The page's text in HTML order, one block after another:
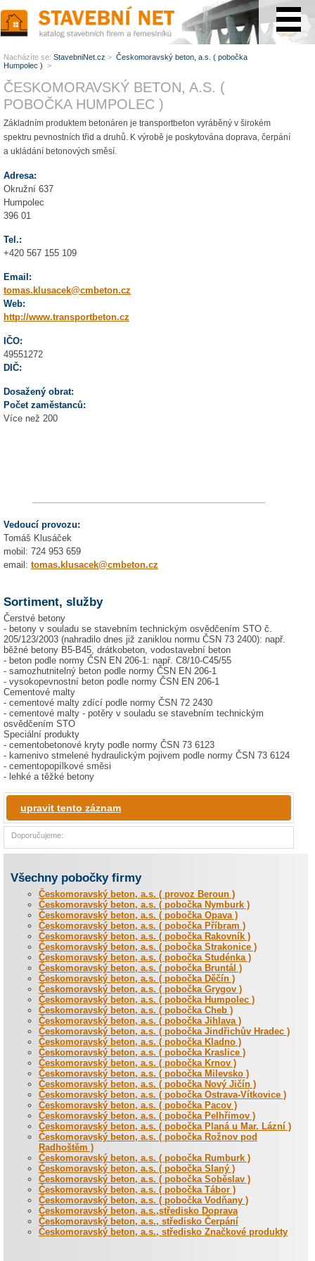
ČESKOMORAVSKÝ BETON, A.S. (
POBOČKA HUMPOLEC )
Základním produktem betonáren je transportbeton vyráběný v širokém
spektru pevnostních třid a druhů. K výrobě je poskytována doprava, čerpání
a ukládání betonových směsí.
Adresa:
Okružní 637
Humpolec
396 01
Tel.:
+420 567 155 109
Email:
tomas.klusacek@cmbeton.cz
Web:
http://www.transportbeton.cz
IČO:
49551272
DIČ:
Dosažený obrat:
Počet zaměstanců:
Více než 200
Vedoucí provozu:
Tomáš Klusáček
mobil: 724 953 659
email: tomas.klusacek@cmbeton.cz
Sortiment, služby
Čerstvé betony
- betony v souladu se stavebním technickým osvědčením STO č.
205/123/2003 (nahradilo dnes již zaniklou normu ČSN 73 2400): např.
běžné betony B5-B45, drátkobeton, vodostavební beton
- beton podle normy ČSN EN 206-1: např. C8/10-C45/55
- samozhutnitelný beton podle normy ČSN EN 206-1
- vysokopevnostní beton podle normy ČSN EN 206-1
Cementové malty
- cementové malty zdící podle normy ČSN 72 2430
- cementové malty - potěry v souladu se stavebním technickým
osvědčením STO
Speciální produkty
- cementobetonové kryty podle normy ČSN 73 6123
- kamenivo stmelené hydraulickým pojivem podle normy ČSN 73 6124
- cementopopílkové směsi
- lehké a těžké betony
upravit tento záznam
Doporučujeme:
Všechny pobočky firmy
Českomoravský beton, a.s. ( provoz Beroun )
Českomoravský beton, a.s. ( pobočka Nymburk )
Českomoravský beton, a.s. ( pobočka Opava )
Českomoravský beton, a.s. ( pobočka Příbram )
Českomoravský beton, a.s. ( pobočka Rakovník )
Českomoravský beton, a.s. ( pobočka Strakonice )
Českomoravský beton, a.s. ( pobočka Studénka )
Českomoravský beton, a.s. ( pobočka Bruntál )
Českomoravský beton, a.s. ( pobočka Děčín )
Českomoravský beton, a.s. ( pobočka Grygov )
Českomoravský beton, a.s. ( pobočka Humpolec )
Českomoravský beton, a.s. ( pobočka Cheb )
Českomoravský beton, a.s. ( pobočka Jihlava )
Českomoravský beton, a.s. ( pobočka Jindřichův Hradec )
Českomoravský beton, a.s. ( pobočka Kladno )
Českomoravský beton, a.s. ( pobočka Kraslice )
Českomoravský beton, a.s. ( pobočka Krnov )
Českomoravský beton, a.s. ( pobočka Milevsko )
Českomoravský beton, a.s. ( pobočka Nový Jičín )
Českomoravský beton, a.s. ( pobočka Ostrava-Vítkovice )
Českomoravský beton, a.s. ( pobočka Pacov )
Českomoravský beton, a.s. ( pobočka Pelhřimov )
Českomoravský beton, a.s. ( pobočka Planá u Mar. Lázní )
Českomoravský beton, a.s. ( pobočka Rožnov pod
Radhoštěm )
Českomoravský beton, a.s. ( pobočka Rumburk )
Českomoravský beton, a.s. ( pobočka Slaný )
Českomoravský beton, a.s. ( pobočka Soběslav )
Českomoravský beton, a.s. ( pobočka Tábor )
Českomoravský beton, a.s. ( pobočka Vodňany )
Českomoravský beton, a.s.,středisko Doprava
Českomoravský beton, a.s., středisko Čerpání
Českomoravský beton, a.s., středisko Značkové produkty
Nacházíte se: StavebniNet.cz > Českomoravský beton, a.s. ( pobočka
Humpolec ) >